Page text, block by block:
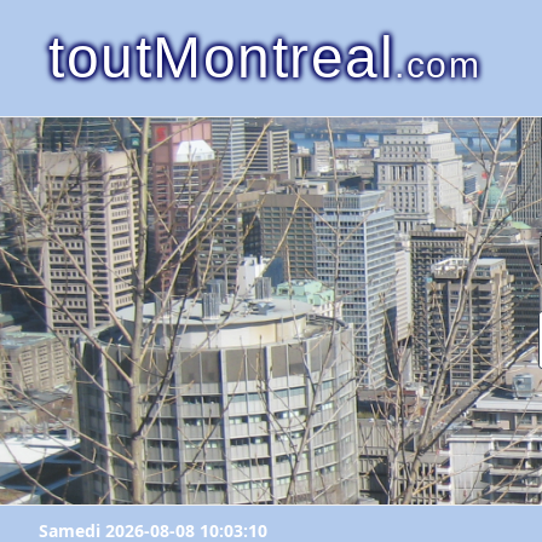
toutMontreal.com
Samedi 2026-08-08 10:03:10